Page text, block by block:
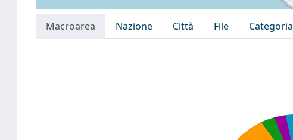
Macroarea Nazione Città File Categoria